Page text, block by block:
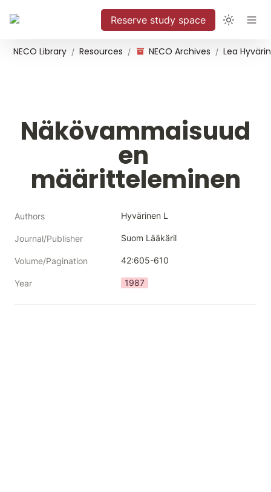
Reserve study space
NECO Library / Resources / NECO Archives /
Näkövammaisuud
en
määritteleminen
Authors Hyvärinen L
Journal/Publisher Suom Lääkäril
Volume/Pagination 42:605-610
Year 1987